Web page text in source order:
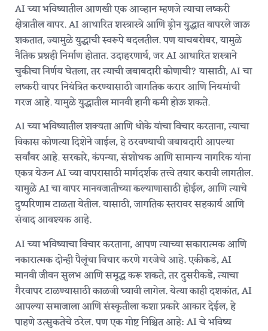
AI च्या भविष्यातील आणखी एक आव्हान म्हणजे त्याचा लष्करी
क्षेत्रातील वापर. AI आधारित शस्त्रास्त्रे आणि ड्रोन युद्धात वापरले जाऊ
शकतात, ज्यामुळे युद्धाची स्वरूपे बदलतील. पण याचबरोबर, यामुळे
नैतिक प्रश्नही निर्माण होतात. उदाहरणार्थ, जर AI आधारित शस्त्राने
चुकीचा निर्णय घेतला, तर त्याची जबाबदारी कोणाची? यासाठी, AI चा
लष्करी वापर नियंत्रित करण्यासाठी जागतिक करार आणि नियमांची
गरज आहे. यामुळे युद्धातील मानवी हानी कमी होऊ शकते.
AI च्या भविष्यातील शक्यता आणि धोके यांचा विचार करताना, त्याचा
विकास कोणत्या दिशेने जाईल, हे ठरवण्याची जबाबदारी आपल्या
सर्वांवर आहे. सरकारे, कंपन्या, संशोधक आणि सामान्य नागरिक यांना
एकत्र येऊन AI च्या वापरासाठी मार्गदर्शक तत्त्वे तयार करावी लागतील.
यामुळे AI चा वापर मानवजातीच्या कल्याणासाठी होईल, आणि त्याचे
दुष्परिणाम टाळता येतील. यासाठी, जागतिक स्तरावर सहकार्य आणि
संवाद आवश्यक आहे.
AI च्या भविष्याचा विचार करताना, आपण त्याच्या सकारात्मक आणि
नकारात्मक दोन्ही पैलूंचा विचार करणे गरजेचे आहे. एकीकडे, AI
मानवी जीवन सुलभ आणि समृद्ध करू शकते, तर दुसरीकडे, त्याचा
गैरवापर टाळण्यासाठी काळजी घ्यावी लागेल. येत्या काही दशकांत, AI
आपल्या समाजाला आणि संस्कृतीला कशा प्रकारे आकार देईल, हे
पाहणे उत्सुकतेचे ठरेल. पण एक गोष्ट निश्चित आहे: AI चे भविष्य